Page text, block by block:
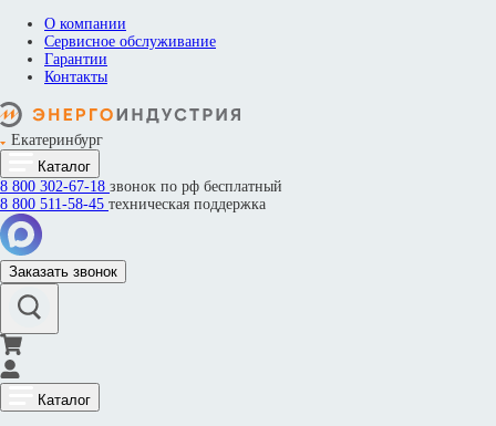
О компании
Сервисное обслуживание
Гарантии
Контакты
Екатеринбург
Каталог
8 800 302-67-18 звонок по рф бесплатный
8 800 511-58-45 техническая поддержка
Заказать звонок
Каталог